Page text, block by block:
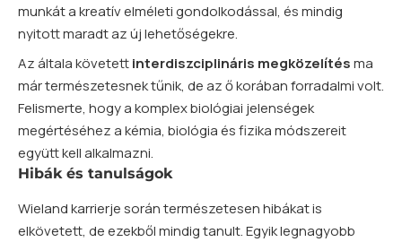
munkát a kreatív elméleti gondolkodással, és mindig
nyitott maradt az új lehetőségekre.
Az általa követettinterdiszciplináris megközelítésma
már természetesnek tűnik, de az ő korában forradalmi volt.
Felismerte, hogy a komplex biológiai jelenségek
megértéséhez a kémia, biológia és fizika módszereit
együtt kell alkalmazni.
Hibák és tanulságok
Wieland karrierje során természetesen hibákat is
elkövetett, de ezekből mindig tanult. Egyik legnagyobb